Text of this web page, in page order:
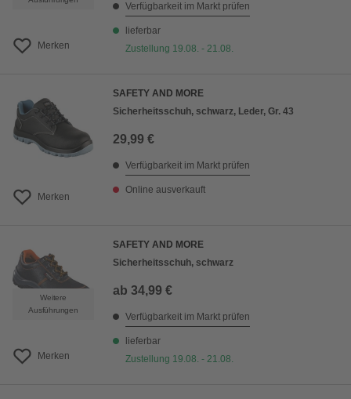
Merken
Verfügbarkeit im Markt prüfen
lieferbar
Zustellung 19.08. - 21.08.
Merken
SAFETY AND MORE
Sicherheitsschuh, schwarz, Leder, Gr. 43
29,99 €
Verfügbarkeit im Markt prüfen
Online ausverkauft
Weitere
Ausführungen
Merken
SAFETY AND MORE
Sicherheitsschuh, schwarz
ab 34,99 €
Verfügbarkeit im Markt prüfen
lieferbar
Zustellung 19.08. - 21.08.